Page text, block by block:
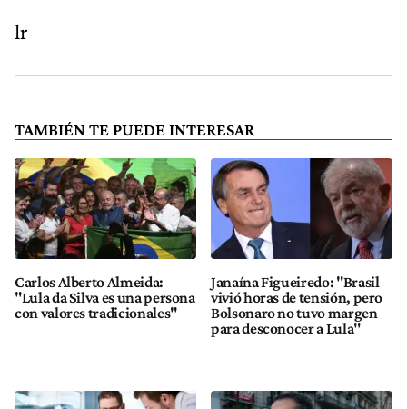
lr
TAMBIÉN TE PUEDE INTERESAR
Carlos Alberto Almeida:
"Lula da Silva es una persona
con valores tradicionales"
Janaína Figueiredo: "Brasil
vivió horas de tensión, pero
Bolsonaro no tuvo margen
para desconocer a Lula"